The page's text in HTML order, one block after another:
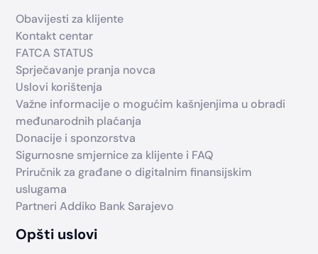
Obavijesti za klijente
Kontakt centar
FATCA STATUS
Sprječavanje pranja novca
Uslovi korištenja
Važne informacije o mogućim kašnjenjima u obradi
međunarodnih plaćanja
Donacije i sponzorstva
Sigurnosne smjernice za klijente i FAQ
Priručnik za građane o digitalnim finansijskim
uslugama
Partneri Addiko Bank Sarajevo
Opšti uslovi